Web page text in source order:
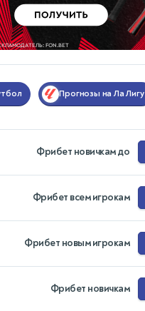
Прогнозы на Ла Лигу
Фрибет новичкам до
Фрибет всем игрокам
Фрибет новым игрокам
Фрибет новичкам